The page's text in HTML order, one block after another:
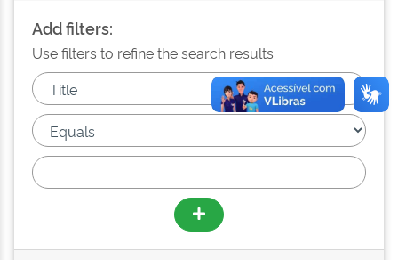
Add filters:
Use filters to refine the search results.